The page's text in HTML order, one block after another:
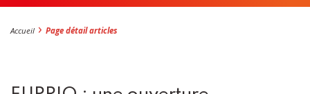
Accueil Page détail articles